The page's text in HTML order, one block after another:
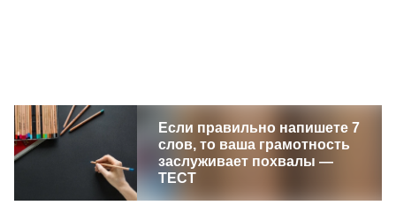
Если правильно напишете 7
слов, то ваша грамотность
заслуживает похвалы —
ТЕСТ